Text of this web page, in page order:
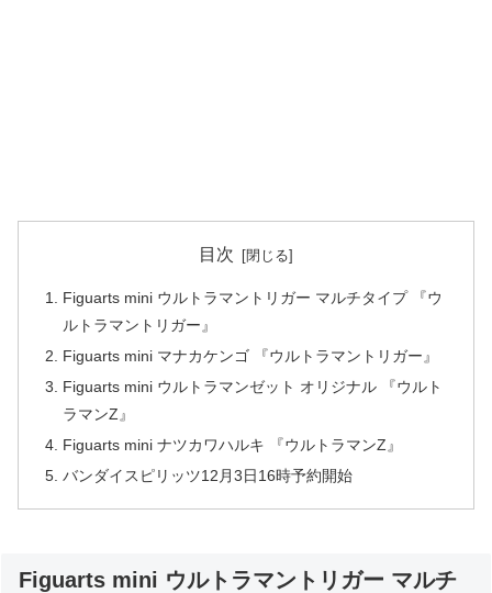
目次
Figuarts mini ウルトラマントリガー マルチタイプ 『ウ
ルトラマントリガー』
Figuarts mini マナカケンゴ 『ウルトラマントリガー』
Figuarts mini ウルトラマンゼット オリジナル 『ウルト
ラマンZ』
Figuarts mini ナツカワハルキ 『ウルトラマンZ』
バンダイスピリッツ12月3日16時予約開始
Figuarts mini ウルトラマントリガー マルチ